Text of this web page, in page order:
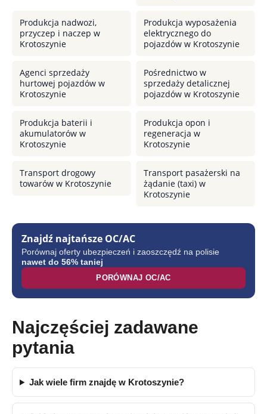
Produkcja nadwozi,
przyczep i naczep w
Krotoszynie
Produkcja wyposażenia
elektrycznego do
pojazdów w Krotoszynie
Agenci sprzedaży
hurtowej pojazdów w
Krotoszynie
Pośrednictwo w
sprzedaży detalicznej
pojazdów w Krotoszynie
Produkcja baterii i
akumulatorów w
Krotoszynie
Produkcja opon i
regeneracja w
Krotoszynie
Transport drogowy
towarów w Krotoszynie
Transport pasażerski na
żądanie (taxi) w
Krotoszynie
Znajdź najtańsze OC/AC
Porównaj oferty ubezpieczeń i zaoszczędź na polisie
nawet do 56% taniej
PORÓWNAJ OC/AC
Najczęściej zadawane
pytania
Jak wiele firm znajdę w Krotoszynie?